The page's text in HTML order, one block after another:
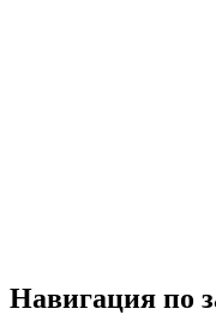
Навигация по